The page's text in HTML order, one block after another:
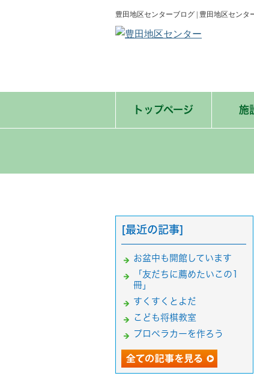
豊田地区センターブログ | 豊田地区セン
トップページ 施
[最近の記事]
お盆中も開館しています
「友だちに薦めたいこの1
冊」
すくすくとよだ
こども将棋教室
プロペラカーを作ろう